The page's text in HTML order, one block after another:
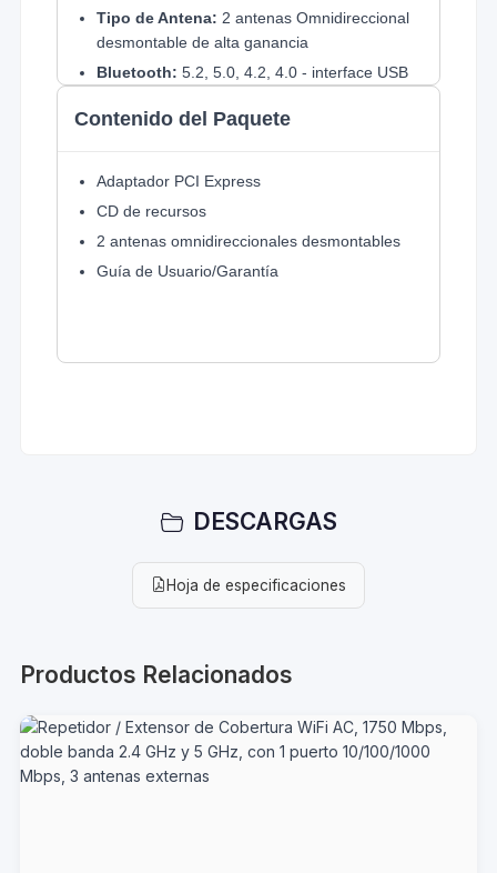
Tipo de Antena: 2 antenas Omnidireccional
desmontable de alta ganancia
Bluetooth: 5.2, 5.0, 4.2, 4.0 - interface USB
Seguridad WiFi:WPA3
16-QAM, 64-QAM, 256-QAM, 1024QAM
Ganancia de Antena:
Frecuencia:2.4- 5 GHz
Potencia de transmisión:
Contenido del Paquete
Adaptador PCI Express
CD de recursos
2 antenas omnidireccionales desmontables
Guía de Usuario/Garantía
DESCARGAS
Hoja de especificaciones
Productos Relacionados